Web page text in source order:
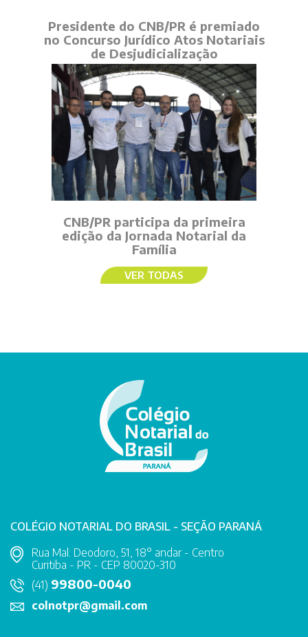
Presidente do CNB/PR é premiado
no Concurso Jurídico Atos Notariais
de Desjudicialização
CNB/PR participa da primeira
edição da Jornada Notarial da
Família
VER TODAS
COLÉGIO NOTARIAL DO BRASIL - SEÇÃO PARANÁ
Rua Mal. Deodoro, 51, 18° andar - Centro
Curitiba - PR - CEP 80020-310
(41) 99800-0040
colnotpr@gmail.com